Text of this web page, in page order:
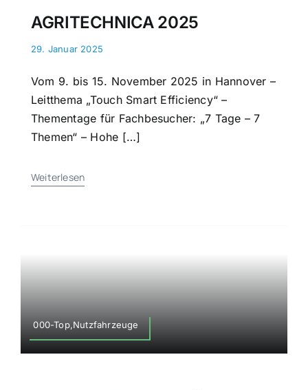
AGRITECHNICA 2025
29. Januar 2025
Vom 9. bis 15. November 2025 in Hannover –
Leitthema „Touch Smart Efficiency“ –
Thementage für Fachbesucher: „7 Tage – 7
Themen“ – Hohe […]
Weiterlesen
000-Top,Nutzfahrzeuge